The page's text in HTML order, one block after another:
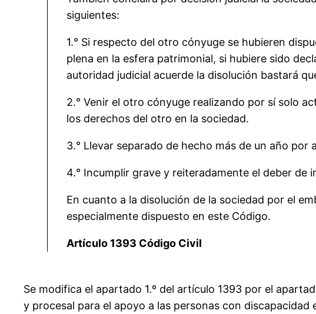
siguientes:
1.° Si respecto del otro cónyuge se hubieren
plena en la esfera patrimonial, si hubiere sido
autoridad judicial acuerde la disolución bastará
2.° Venir el otro cónyuge realizando por sí solo
los derechos del otro en la sociedad.
3.° Llevar separado de hecho más de un año
4.° Incumplir grave y reiteradamente el deber
En cuanto a la disolución de la sociedad por el
especialmente dispuesto en este Código.
Artículo 1393 Código Civil
Se modifica el apartado 1.º del artículo 1393 por el
y procesal para el apoyo a las personas con